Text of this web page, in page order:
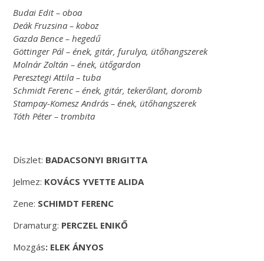
Budai Edit – oboa
Deák Fruzsina – koboz
Gazda Bence – hegedű
Göttinger Pál – ének, gitár, furulya, ütőhangszerek
Molnár Zoltán – ének, ütőgardon
Peresztegi Attila – tuba
Schmidt Ferenc – ének, gitár, tekerőlant, doromb
Stampay-Komesz András – ének, ütőhangszerek
Tóth Péter – trombita
Díszlet: BADACSONYI BRIGITTA
Jelmez: KOVÁCS YVETTE ALIDA
Zene: SCHIMDT FERENC
Dramaturg: PERCZEL ENIKŐ
Mozgás: ELEK ÁNYOS